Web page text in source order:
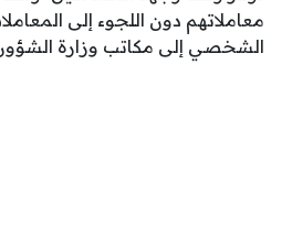
معاملاتهم دون اللجوء إلى
الشخصي إلى مكاتب وزارة الشؤون